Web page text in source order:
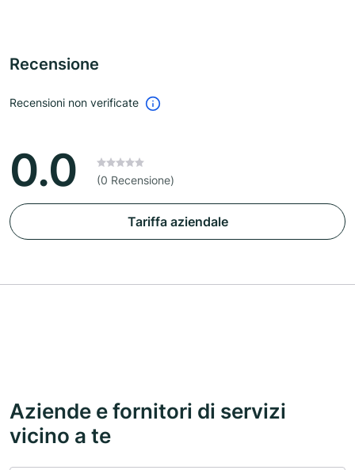
Recensione
Recensioni non verificate
0.0 (0 Recensione)
Tariffa aziendale
Aziende e fornitori di servizi
vicino a te